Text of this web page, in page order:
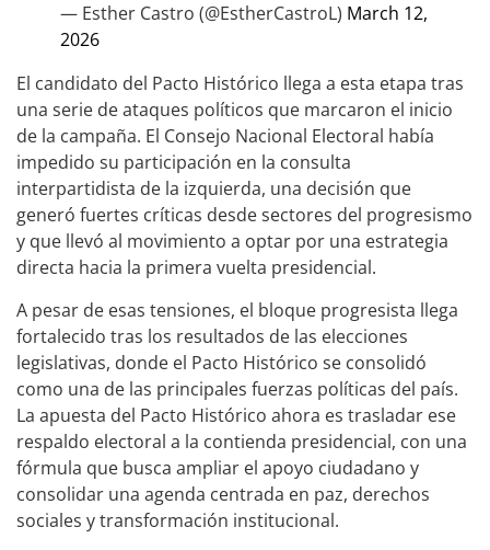
— Esther Castro (@EstherCastroL) March 12,
2026
El candidato del Pacto Histórico llega a esta etapa tras
una serie de ataques políticos que marcaron el inicio
de la campaña. El Consejo Nacional Electoral había
impedido su participación en la consulta
interpartidista de la izquierda, una decisión que
generó fuertes críticas desde sectores del progresismo
y que llevó al movimiento a optar por una estrategia
directa hacia la primera vuelta presidencial.
A pesar de esas tensiones, el bloque progresista llega
fortalecido tras los resultados de las elecciones
legislativas, donde el Pacto Histórico se consolidó
como una de las principales fuerzas políticas del país.
La apuesta del Pacto Histórico ahora es trasladar ese
respaldo electoral a la contienda presidencial, con una
fórmula que busca ampliar el apoyo ciudadano y
consolidar una agenda centrada en paz, derechos
sociales y transformación institucional.